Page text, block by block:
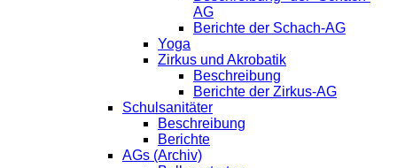
AG
Berichte der Schach-AG
Yoga
Zirkus und Akrobatik
Beschreibung
Berichte der Zirkus-AG
Schulsanitäter
Beschreibung
Berichte
AGs (Archiv)